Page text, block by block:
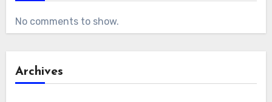
No comments to show.
Archives